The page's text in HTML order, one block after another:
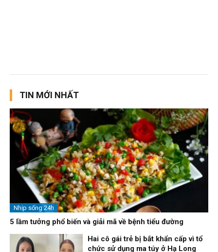
TIN MỚI NHẤT
Nhịp sống 24h
5 lầm tưởng phổ biến và giải mã về bệnh tiểu đường
Hai cô gái trẻ bị bắt khẩn cấp vì tổ
chức sử dụng ma túy ở Hạ Long